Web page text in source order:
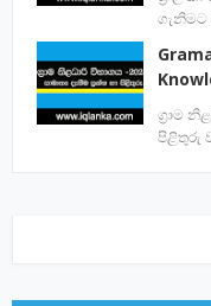
ගැනිමට
ග්‍රාම
පිළිතුරු